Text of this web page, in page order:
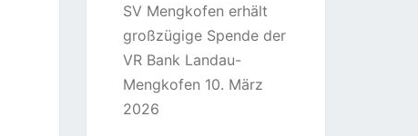
SV Mengkofen erhält
großzügige Spende der
VR Bank Landau-
Mengkofen 10. März
2026